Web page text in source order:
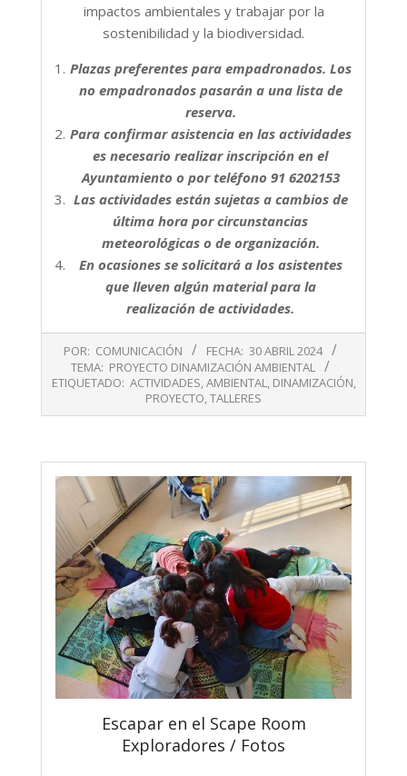
impactos ambientales y trabajar por la
sostenibilidad y la biodiversidad.
Plazas preferentes para empadronados. Los
no empadronados pasarán a una lista de
reserva.
Para confirmar asistencia en las actividades
es necesario realizar inscripción en el
Ayuntamiento o por teléfono 91 6202153
Las actividades están sujetas a cambios de
última hora por circunstancias
meteorológicas o de organización.
En ocasiones se solicitará a los asistentes
que lleven algún material para la
realización de actividades.
30
POR: COMUNICACIÓN FECHA: 30 ABRIL 2024
TEMA: PROYECTO DINAMIZACIÓN AMBIENTAL
ETIQUETADO: ACTIVIDADES,AMBIENTAL, DINAMIZACIÓN,
PROYECTO,TALLERES
Escapar en el Scape Room
Exploradores / Fotos